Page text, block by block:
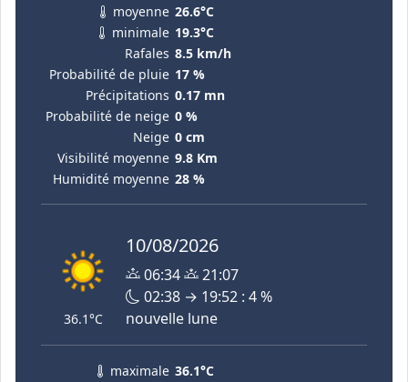
moyenne 26.6°C
minimale 19.3°C
Rafales 8.5 km/h
Probabilité de pluie 17 %
Précipitations 0.17 mn
Probabilité de neige 0 %
Neige 0 cm
Visibilité moyenne 9.8 Km
Humidité moyenne 28 %
36.1°C
10/08/2026
06:34
21:07
02:38 → 19:52 : 4 %
nouvelle lune
maximale 36.1°C